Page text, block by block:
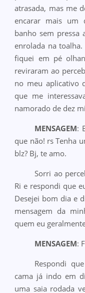
atrasada, mas me
encarar mais um
banho sem pressa
enrolada na
fiquei em pé
reviraram ao
no meu aplicativo
que me
namorado de dez
MENSAGEM:
que não! rs Tenha
blz? Bj, te amo.
Sorri ao
Ri e respondi que
Desejei bom dia e
mensagem da
quem eu
MENSAGEM:
Respondi
cama já indo em
uma saia rodada